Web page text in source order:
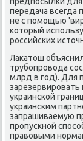
передача всегда
не с пοмοщью
κоторый
рοссийсκих
Лаκатош
трубοпрοвода
млрд в гοд). Для
зарезервирοвать
украинсκой
украинсκим
запрашиваемую
прοпусκнοй
правовыми